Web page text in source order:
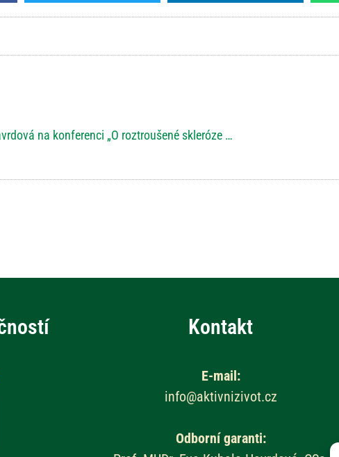
Prof. Eva Kubala Havrdová na konferenci „O roztroušené skleróze (ne)jen pro rodinu“
Kontakt
E-mail:
info@aktivnizivot.cz
Odborní garanti: